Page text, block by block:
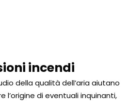
incendi
della qualità dell’aria aiutano
l’origine di eventuali inquinanti,